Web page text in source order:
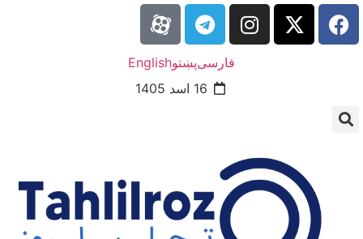
فارسیپښتوEnglish
16 اسد 1405